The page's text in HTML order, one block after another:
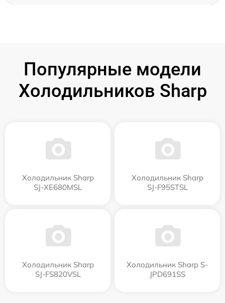
Популярные модели
Холодильников Sharp
Холодильник Sharp
SJ-XE680MSL
Холодильник Sharp
SJ-F95STSL
Холодильник Sharp
SJ-FS820VSL
Холодильник Sharp S-
JPD691SS